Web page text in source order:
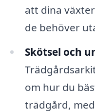
att dina
de behöver
Skötsel och
om hur du
trädgård,